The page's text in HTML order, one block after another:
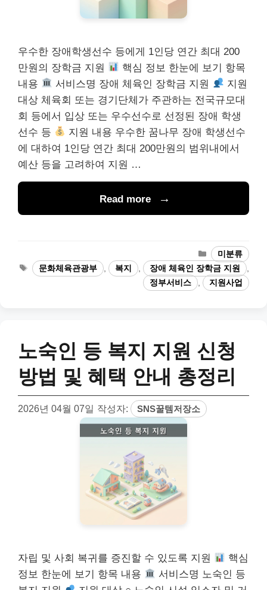
우수한 장애학생선수 등에게 1인당 연간 최대 200
만원의 장학금 지원
핵심 정보 한눈에 보기 항목
내용
서비스명 장애 체육인 장학금 지원
지원
대상 체육회 또는 경기단체가 주관하는 전국규모대
회 등에서 입상 또는 우수선수로 선정된 장애 학생
선수 등
지원 내용 우수한 꿈나무 장애 학생선수
에 대하여 1인당 연간 최대 200만원의 범위내에서
예산 등을 고려하여 지원 …
Read more
카
테
고
리
미분류
태
그
문화체육관광부 복지 장애 체육인 장학금 지원
정부서비스
지원사업
노숙인 등 복지 지원 신청
방법 및 혜택 안내 총정리
2026년 04월 07일 작성자: SNS꿀템저장소
자립 및 사회 복귀를 증진할 수 있도록 지원
핵심
정보 한눈에 보기 항목 내용
서비스명 노숙인 등